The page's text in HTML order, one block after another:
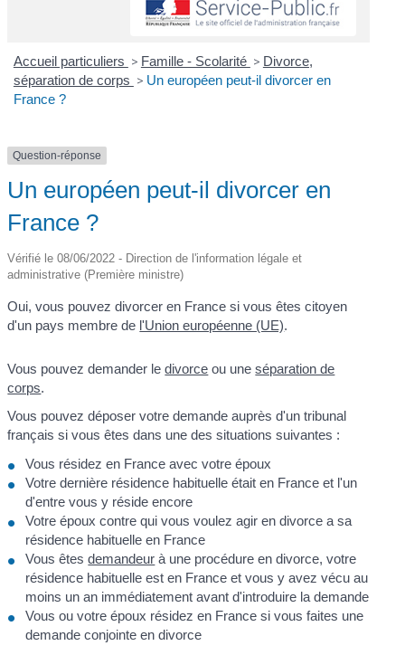
Accueil particuliers > Famille - Scolarité > Divorce,
séparation de corps > Un européen peut-il divorcer en
France ?
Question-réponse
Un européen peut-il divorcer en
France ?
Vérifié le 08/06/2022 - Direction de l'information légale et
administrative (Première ministre)
Oui, vous pouvez divorcer en France si vous êtes citoyen
d'un pays membre de l'Union européenne (UE).
Vous pouvez demander ledivorce ou uneséparation de
corps.
Vous pouvez déposer votre demande auprès d'un tribunal
français si vous êtes dans une des situations suivantes :
Vous résidez en France avec votre époux
Votre dernière résidence habituelle était en France et l'un
d'entre vous y réside encore
Votre époux contre qui vous voulez agir en divorce a sa
résidence habituelle en France
Vous êtesdemandeur à une procédure en divorce, votre
résidence habituelle est en France et vous y avez vécu au
moins un an immédiatement avant d'introduire la demande
Vous ou votre époux résidez en France si vous faites une
demande conjointe en divorce